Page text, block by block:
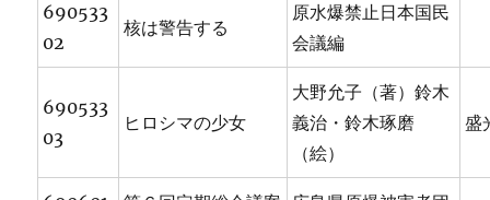
690533
02
核は警告する
原水爆禁止日本国民
会議編
690533
03
ヒロシマの少女
大野允子（著）鈴木
義治・鈴木琢磨
（絵）
盛